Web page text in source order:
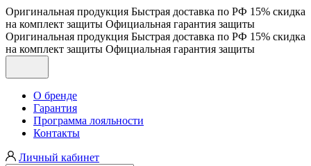
Оригинальная продукция Быстрая доставка по РФ 15% скидка
на комплект защиты Официальная гарантия защиты
Оригинальная продукция Быстрая доставка по РФ 15% скидка
на комплект защиты Официальная гарантия защиты
О бренде
Гарантия
Программа лояльности
Контакты
Личный кабинет